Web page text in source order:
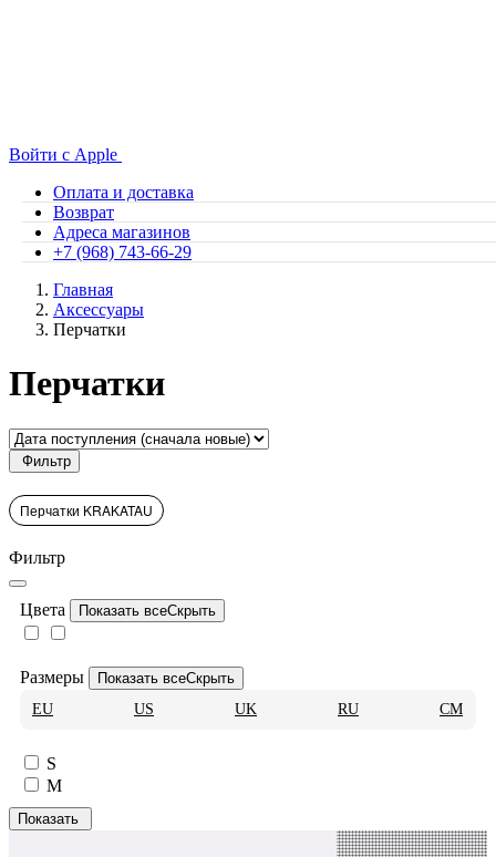
Войти с Apple
Оплата и доставка
Возврат
Адреса магазинов
+7 (968) 743-66-29
Главная
Аксессуары
Перчатки
Перчатки
Фильтр
Перчатки KRAKATAU
Фильтр
Цвета Показать всеСкрыть
Размеры Показать всеСкрыть
EU
US UK RU CM
S
M